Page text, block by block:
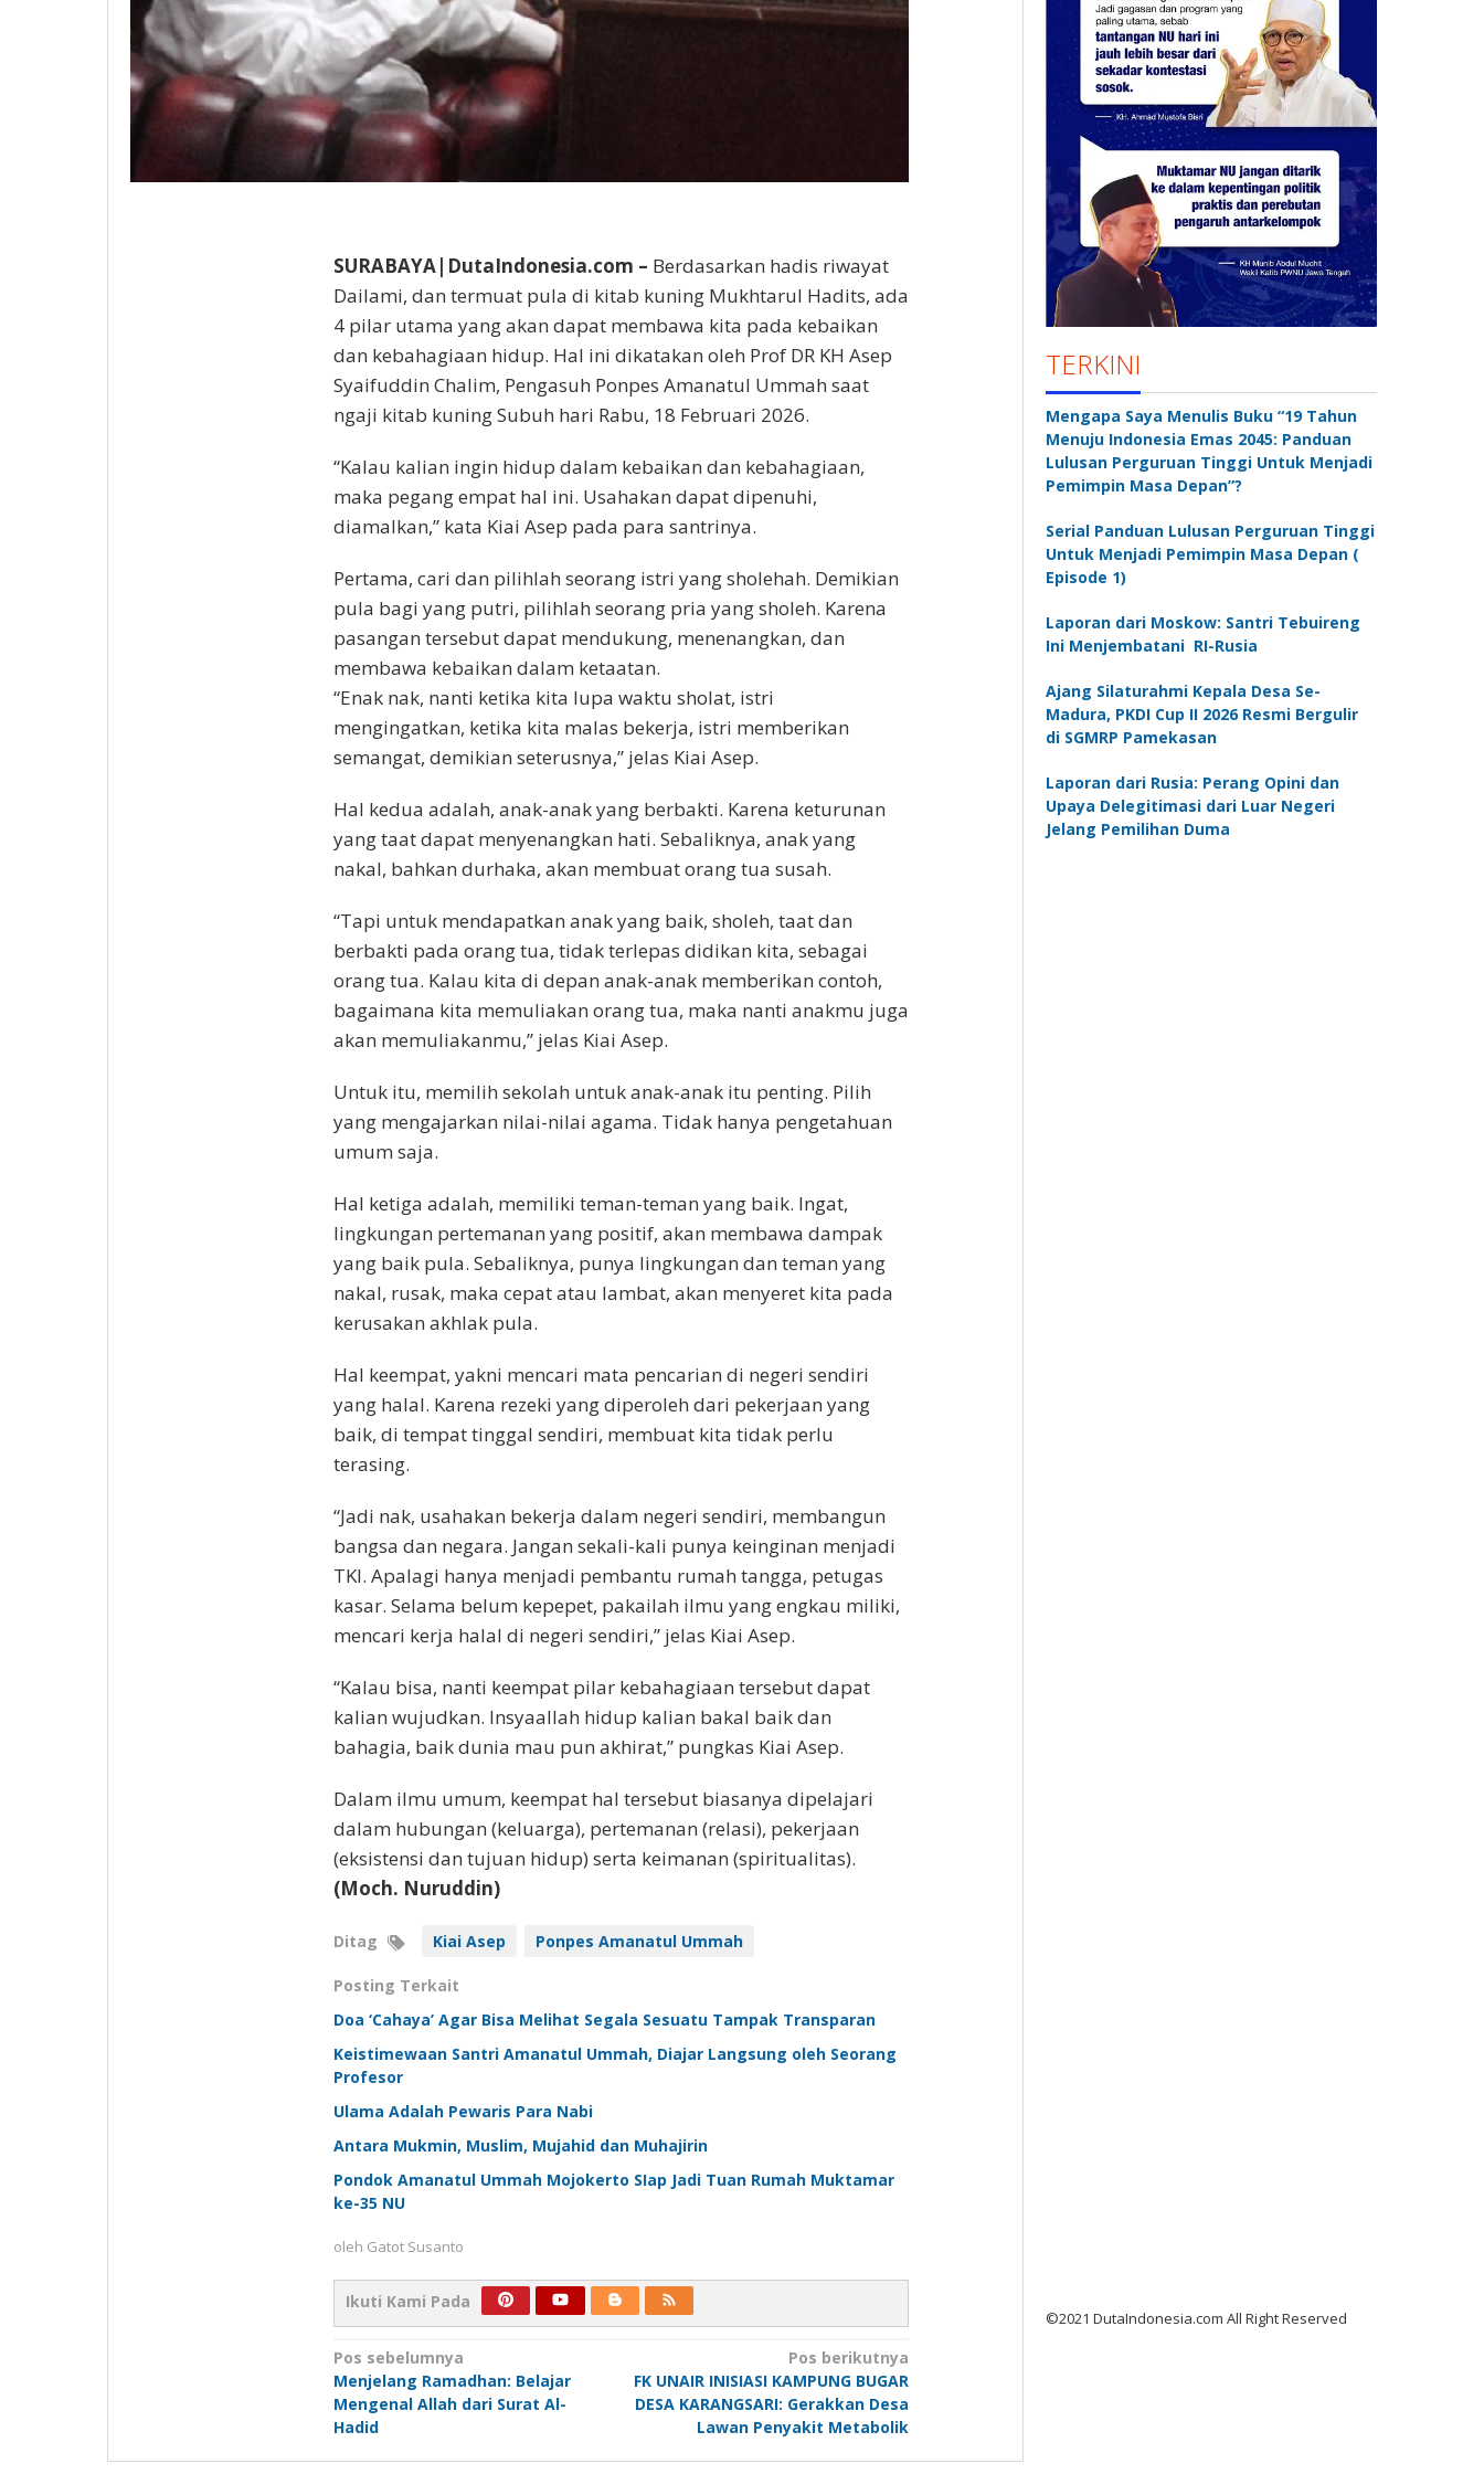
SURABAYA|DutaIndonesia.com – Berdasarkan hadis riwayat
Dailami, dan termuat pula di kitab kuning Mukhtarul Hadits, ada
4 pilar utama yang akan dapat membawa kita pada kebaikan
dan kebahagiaan hidup. Hal ini dikatakan oleh Prof DR KH Asep
Syaifuddin Chalim, Pengasuh Ponpes Amanatul Ummah saat
ngaji kitab kuning Subuh hari Rabu, 18 Februari 2026.
“Kalau kalian ingin hidup dalam kebaikan dan kebahagiaan,
maka pegang empat hal ini. Usahakan dapat dipenuhi,
diamalkan,” kata Kiai Asep pada para santrinya.
Pertama, cari dan pilihlah seorang istri yang sholehah. Demikian
pula bagi yang putri, pilihlah seorang pria yang sholeh. Karena
pasangan tersebut dapat mendukung, menenangkan, dan
membawa kebaikan dalam ketaatan.
“Enak nak, nanti ketika kita lupa waktu sholat, istri
mengingatkan, ketika kita malas bekerja, istri memberikan
semangat, demikian seterusnya,” jelas Kiai Asep.
Hal kedua adalah, anak-anak yang berbakti. Karena keturunan
yang taat dapat menyenangkan hati. Sebaliknya, anak yang
nakal, bahkan durhaka, akan membuat orang tua susah.
“Tapi untuk mendapatkan anak yang baik, sholeh, taat dan
berbakti pada orang tua, tidak terlepas didikan kita, sebagai
orang tua. Kalau kita di depan anak-anak memberikan contoh,
bagaimana kita memuliakan orang tua, maka nanti anakmu juga
akan memuliakanmu,” jelas Kiai Asep.
Untuk itu, memilih sekolah untuk anak-anak itu penting. Pilih
yang mengajarkan nilai-nilai agama. Tidak hanya pengetahuan
umum saja.
Hal ketiga adalah, memiliki teman-teman yang baik. Ingat,
lingkungan pertemanan yang positif, akan membawa dampak
yang baik pula. Sebaliknya, punya lingkungan dan teman yang
nakal, rusak, maka cepat atau lambat, akan menyeret kita pada
kerusakan akhlak pula.
Hal keempat, yakni mencari mata pencarian di negeri sendiri
yang halal. Karena rezeki yang diperoleh dari pekerjaan yang
baik, di tempat tinggal sendiri, membuat kita tidak perlu
terasing.
“Jadi nak, usahakan bekerja dalam negeri sendiri, membangun
bangsa dan negara. Jangan sekali-kali punya keinginan menjadi
TKI. Apalagi hanya menjadi pembantu rumah tangga, petugas
kasar. Selama belum kepepet, pakailah ilmu yang engkau miliki,
mencari kerja halal di negeri sendiri,” jelas Kiai Asep.
“Kalau bisa, nanti keempat pilar kebahagiaan tersebut dapat
kalian wujudkan. Insyaallah hidup kalian bakal baik dan
bahagia, baik dunia mau pun akhirat,” pungkas Kiai Asep.
Dalam ilmu umum, keempat hal tersebut biasanya dipelajari
dalam hubungan (keluarga), pertemanan (relasi), pekerjaan
(eksistensi dan tujuan hidup) serta keimanan (spiritualitas).
(Moch. Nuruddin)
Ditag Kiai Asep Ponpes Amanatul Ummah
Posting Terkait
Doa ‘Cahaya’ Agar Bisa Melihat Segala Sesuatu Tampak Transparan
Keistimewaan Santri Amanatul Ummah, Diajar Langsung oleh Seorang
Profesor
Ulama Adalah Pewaris Para Nabi
Antara Mukmin, Muslim, Mujahid dan Muhajirin
Pondok Amanatul Ummah Mojokerto SIap Jadi Tuan Rumah Muktamar
ke-35 NU
oleh Gatot Susanto
Ikuti Kami Pada
Navigasi
pos
Pos sebelumnya
Menjelang Ramadhan: Belajar
Mengenal Allah dari Surat Al-
Hadid
Pos berikutnya
FK UNAIR INISIASI KAMPUNG BUGAR
DESA KARANGSARI: Gerakkan Desa
Lawan Penyakit Metabolik
TERKINI
Mengapa Saya Menulis Buku “19 Tahun
Menuju Indonesia Emas 2045: Panduan
Lulusan Perguruan Tinggi Untuk Menjadi
Pemimpin Masa Depan”?
Serial Panduan Lulusan Perguruan Tinggi
Untuk Menjadi Pemimpin Masa Depan (
Episode 1)
Laporan dari Moskow: Santri Tebuireng
Ini Menjembatani RI-Rusia
Ajang Silaturahmi Kepala Desa Se-
Madura, PKDI Cup II 2026 Resmi Bergulir
di SGMRP Pamekasan
Laporan dari Rusia: Perang Opini dan
Upaya Delegitimasi dari Luar Negeri
Jelang Pemilihan Duma
©2021 DutaIndonesia.com All Right Reserved